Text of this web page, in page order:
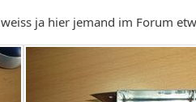
ja hier jemand im Forum